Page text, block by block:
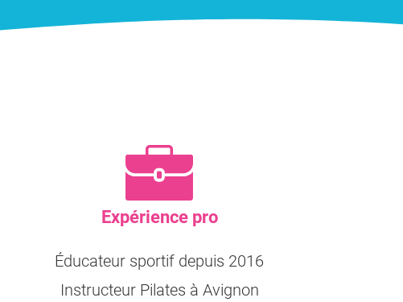
Expérience pro
Éducateur sportif depuis 2016
Instructeur Pilates à Avignon